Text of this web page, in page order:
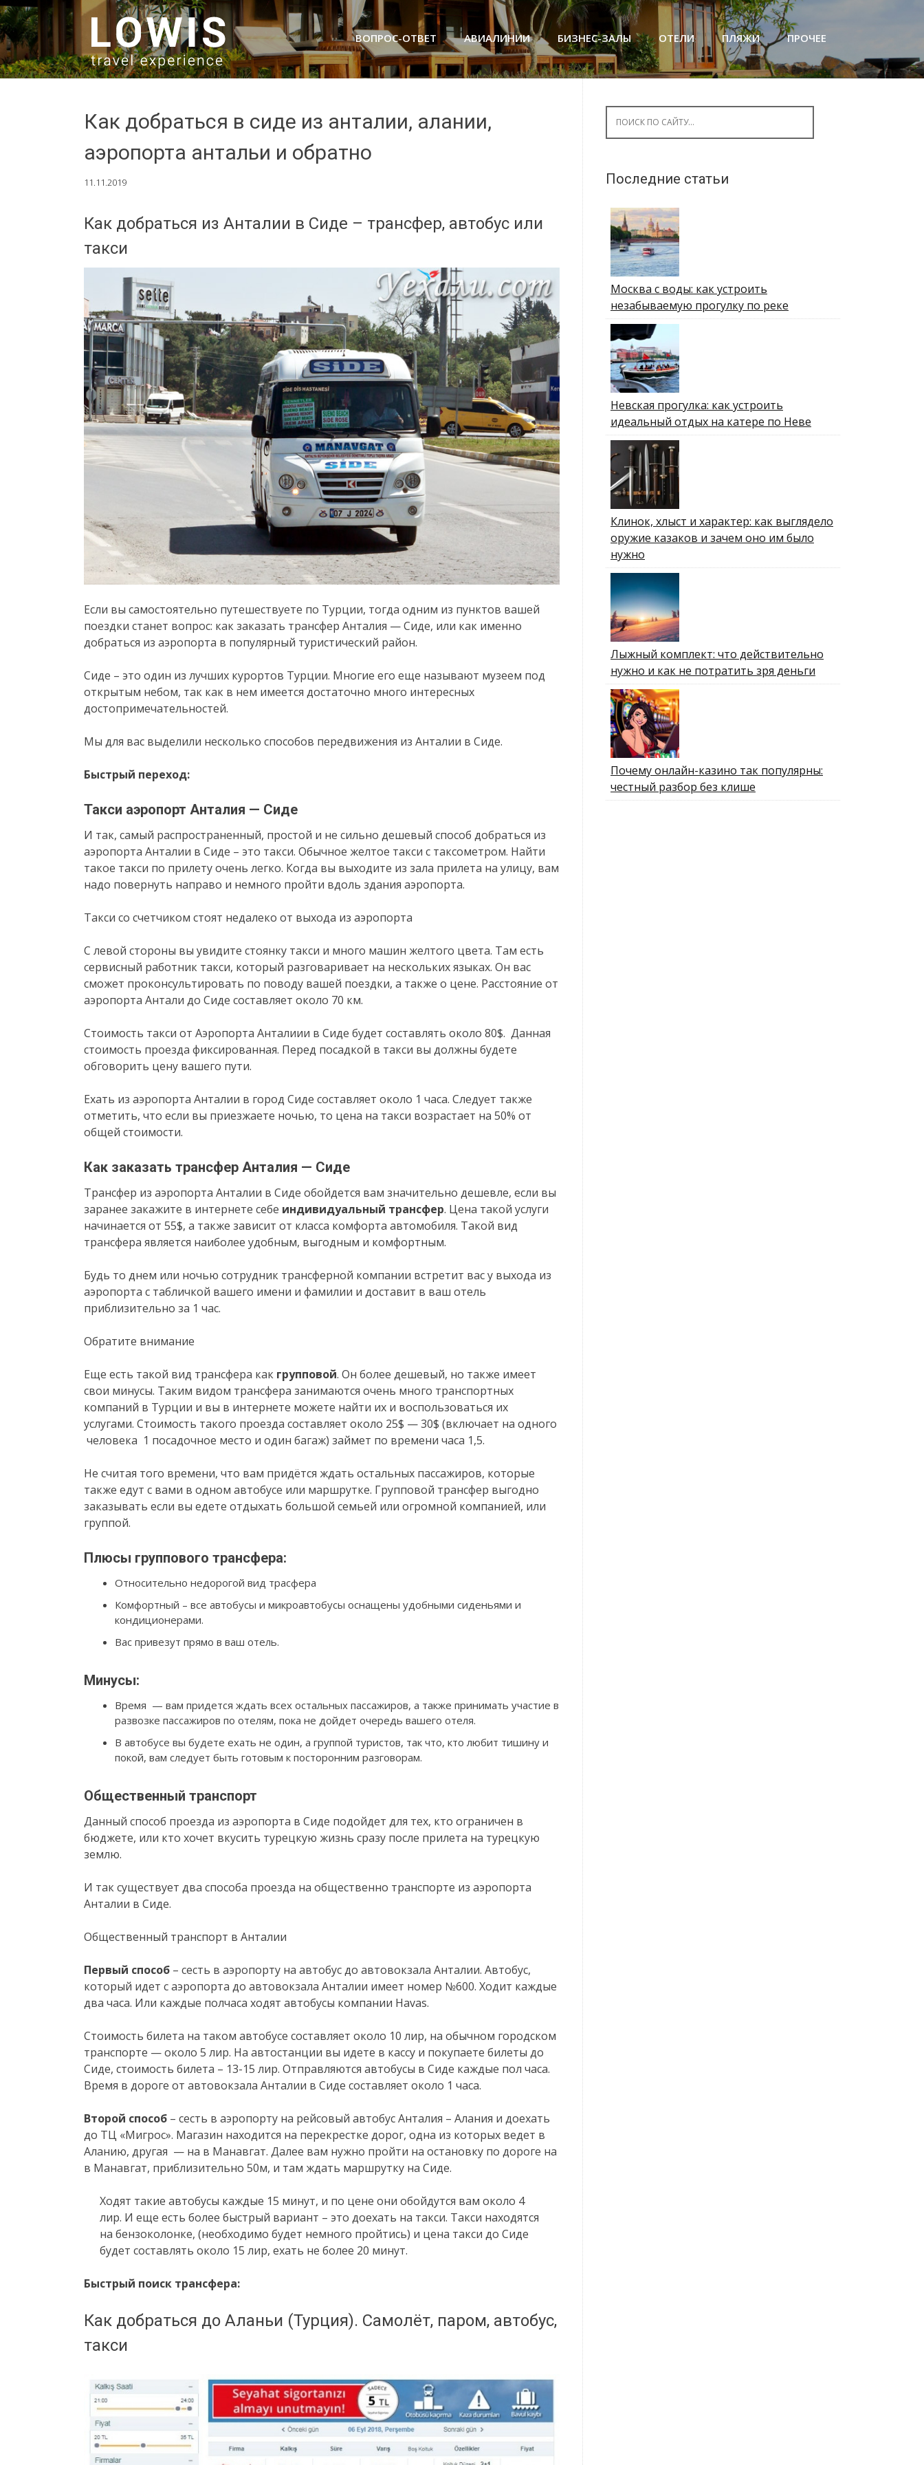
SKIP TO CONTENT ПРОЧЕЕ
ПЛЯЖИ
ОТЕЛИ
БИЗНЕС-ЗАЛЫ
АВИАЛИНИИ
ВОПРОС-ОТВЕТ
Как добраться в сиде из анталии, алании,
аэропорта антальи и обратно
11.11.2019
Как добраться из Анталии в Сиде – трансфер, автобус или
такси
Если вы самостоятельно путешествуете по Турции, тогда одним из пунктов вашей
поездки станет вопрос: как заказать трансфер Анталия — Сиде, или как именно
добраться из аэропорта в популярный туристический район.
Сиде – это один из лучших курортов Турции. Многие его еще называют музеем под
открытым небом, так как в нем имеется достаточно много интересных
достопримечательностей.
Мы для вас выделили несколько способов передвижения из Анталии в Сиде.
Быстрый переход:
Такси аэропорт Анталия — Сиде
И так, самый распространенный, простой и не сильно дешевый способ добраться из
аэропорта Анталии в Сиде – это такси. Обычное желтое такси с таксометром. Найти
такое такси по прилету очень легко. Когда вы выходите из зала прилета на улицу, вам
надо повернуть направо и немного пройти вдоль здания аэропорта.
Такси со счетчиком стоят недалеко от выхода из аэропорта
С левой стороны вы увидите стоянку такси и много машин желтого цвета. Там есть
сервисный работник такси, который разговаривает на нескольких языках. Он вас
сможет проконсультировать по поводу вашей поездки, а также о цене. Расстояние от
аэропорта Антали до Сиде составляет около 70 км.
Стоимость такси от Аэропорта Анталиии в Сиде будет составлять около 80$. Данная
стоимость проезда фиксированная. Перед посадкой в такси вы должны будете
обговорить цену вашего пути.
Ехать из аэропорта Анталии в город Сиде составляет около 1 часа. Следует также
отметить, что если вы приезжаете ночью, то цена на такси возрастает на 50% от
общей стоимости.
Как заказать трансфер Анталия — Сиде
Трансфер из аэропорта Анталии в Сиде обойдется вам значительно дешевле, если вы
заранее закажите в интернете себе индивидуальный трансфер. Цена такой услуги
начинается от 55$, а также зависит от класса комфорта автомобиля. Такой вид
трансфера является наиболее удобным, выгодным и комфортным.
Будь то днем или ночью сотрудник трансферной компании встретит вас у выхода из
аэропорта с табличкой вашего имени и фамилии и доставит в ваш отель
приблизительно за 1 час.
Обратите внимание
Еще есть такой вид трансфера как групповой. Он более дешевый, но также имеет
свои минусы. Таким видом трансфера занимаются очень много транспортных
компаний в Турции и вы в интернете можете найти их и воспользоваться их
услугами. Стоимость такого проезда составляет около 25$ — 30$ (включает на одного
человека 1 посадочное место и один багаж) займет по времени часа 1,5.
Не считая того времени, что вам придётся ждать остальных пассажиров, которые
также едут с вами в одном автобусе или маршрутке. Групповой трансфер выгодно
заказывать если вы едете отдыхать большой семьей или огромной компанией, или
группой.
Плюсы группового трансфера:
Относительно недорогой вид трасфера
Комфортный – все автобусы и микроавтобусы оснащены удобными сиденьями и
кондиционерами.
Вас привезут прямо в ваш отель.
Минусы:
Время — вам придется ждать всех остальных пассажиров, а также принимать участие в
развозке пассажиров по отелям, пока не дойдет очередь вашего отеля.
В автобусе вы будете ехать не один, а группой туристов, так что, кто любит тишину и
покой, вам следует быть готовым к посторонним разговорам.
Общественный транспорт
Данный способ проезда из аэропорта в Сиде подойдет для тех, кто ограничен в
бюджете, или кто хочет вкусить турецкую жизнь сразу после прилета на турецкую
землю.
И так существует два способа проезда на общественно транспорте из аэропорта
Анталии в Сиде.
Общественный транспорт в Анталии
Первый способ – сесть в аэропорту на автобус до автовокзала Анталии. Автобус,
который идет с аэропорта до автовокзала Анталии имеет номер №600. Ходит каждые
два часа. Или каждые полчаса ходят автобусы компании Havas.
Стоимость билета на таком автобусе составляет около 10 лир, на обычном городском
транспорте — около 5 лир. На автостанции вы идете в кассу и покупаете билеты до
Сиде, стоимость билета – 13-15 лир. Отправляются автобусы в Сиде каждые пол часа.
Время в дороге от автовокзала Анталии в Сиде составляет около 1 часа.
Второй способ – сесть в аэропорту на рейсовый автобус Анталия – Алания и доехать
до ТЦ «Мигрос». Магазин находится на перекрестке дорог, одна из которых ведет в
Аланию, другая — на в Манавгат. Далее вам нужно пройти на остановку по дороге на
в Манавгат, приблизительно 50м, и там ждать маршрутку на Сиде.
Ходят такие автобусы каждые 15 минут, и по цене они обойдутся вам около 4
лир. И еще есть более быстрый вариант – это доехать на такси. Такси находятся
на бензоколонке, (необходимо будет немного пройтись) и цена такси до Сиде
будет составлять около 15 лир, ехать не более 20 минут.
Быстрый поиск трансфера:
Как добраться до Аланьи (Турция). Самолёт, паром, автобус,
такси
Последние статьи
Москва с воды: как устроить
незабываемую прогулку по реке
Невская прогулка: как устроить
идеальный отдых на катере по Неве
Клинок, хлыст и характер: как выглядело
оружие казаков и зачем оно им было
нужно
Лыжный комплект: что действительно
нужно и как не потратить зря деньги
Почему онлайн-казино так популярны:
честный разбор без клише